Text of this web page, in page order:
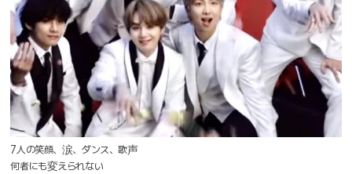
7人の笑顔、涙、ダンス、歌声
何者にも変えられない